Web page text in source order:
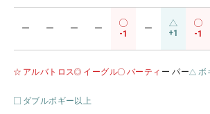
ー ー ー ー
-1
ー +1 -1
アルバトロス イーグル バーティ ー パー ボ
ダブルボギー以上